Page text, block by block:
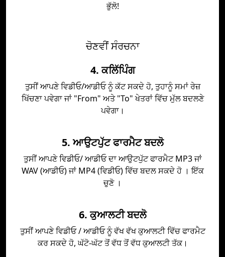
ਭੁੱਲੋ!
ਚੋਣਵੀਂ ਸੰਰਚਨਾ
4. ਕਲਿੱਪਿੰਗ
ਤੁਸੀਂ ਆਪਣੇ ਵਿਡੀਓ/ਆਡੀਓ ਨੂੰ ਕੱਟ ਸਕਦੇ ਹੋ, ਤੁਹਾਨੂੰ ਸਮਾਂ ਰੇਜ਼
ਖਿੱਚਣਾ ਪਵੇਗਾ ਜਾਂ "From" ਅਤੇ "To" ਖੇਤਰਾਂ ਵਿੱਚ ਮੁੱਲ ਬਦਲਣੇ
ਪਵੇਗਾ।
5. ਆਉਟਪੁੱਟ ਫਾਰਮੈਟ ਬਦਲੋ
ਤੁਸੀਂ ਆਪਣੇ ਵਿਡੀਓ/ ਆਡੀਓ ਦਾ ਆਉਟਪੁੱਟ ਫਾਰਮੈਟ MP3 ਜਾਂ
WAV (ਆਡੀਓ) ਜਾਂ MP4 (ਵਿਡੀਓ) ਵਿੱਚ ਬਦਲ ਸਕਦੇ ਹੋ । ਇੱਕ
ਚੁਣੋ ।
6. ਕੁਆਲਟੀ ਬਦਲੋ
ਤੁਸੀਂ ਆਪਣੇ ਵਿਡੀਓ / ਆਡੀਓ ਨੂੰ ਵੱਖ ਵੱਖ ਕੁਆਲਟੀ ਵਿੱਚ ਫਾਰਮੈਟ
ਕਰ ਸਕਦੇ ਹੋ, ਘੱਟੋ-ਘੱਟ ਤੋਂ ਵੱਧ ਤੋਂ ਵੱਧ ਕੁਆਲਟੀ ਤੱਕ।